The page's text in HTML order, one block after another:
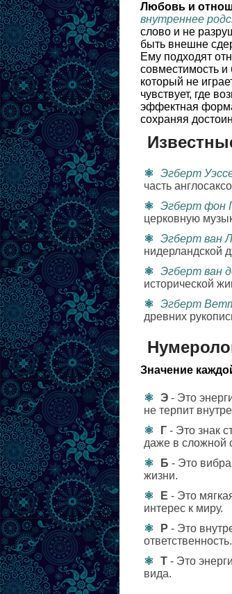
Любовь и
внутреннее
слово и не
быть внешне
Ему подходят
совместимость и
который не
чувствует, где
эффектная
сохраняя
Эгберт
часть
Эгберт фон
церковную
Эгберт ван
нидерландской
Эгберт ван
исторической
Эгберт
древних
Значение
Э - Это
не терпит
Г - Это знак
даже в сложной
Б - Это
жизни.
Е - Это
интерес к миру.
Р - Это
ответственность.
Т - Это
вида.